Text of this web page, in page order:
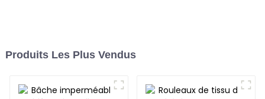
Produits Les Plus Vendus